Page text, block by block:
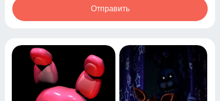
Отправить